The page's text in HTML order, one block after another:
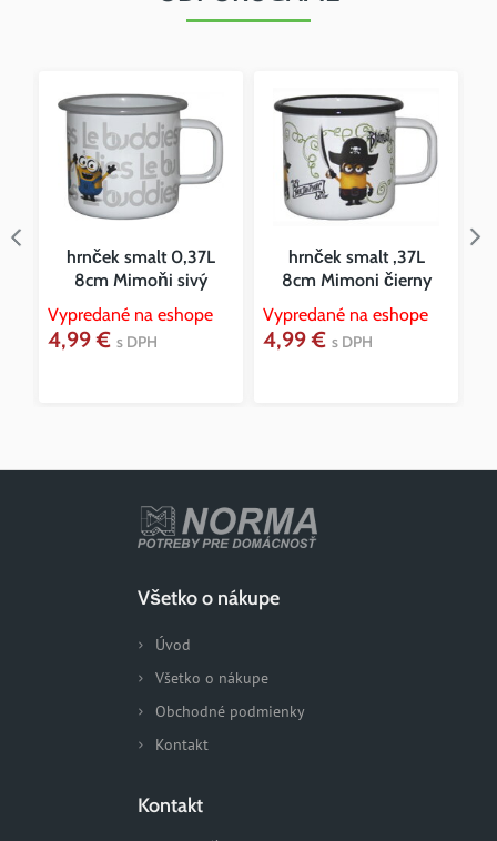
hrnček smalt 0,37L
8cm Mimoňi sivý
Vypredané na eshope
4,99 € s DPH
hrnček smalt ,37L
8cm Mimoni čierny
Vypredané na eshope
4,99 € s DPH
Všetko o nákupe
Úvod
Všetko o nákupe
Obchodné podmienky
Kontakt
Kontakt